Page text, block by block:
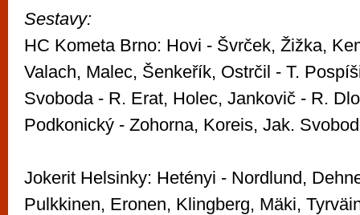
Sestavy:
HC Kometa Brno: Hovi - Švrček, Žižka,
Valach, Malec, Šenkeřík, Ostrčil - T.
Svoboda - R. Erat, Holec, Jankovič - R.
Podkonický - Zohorna, Koreis, Jak.
Jokerit Helsinky: Hetényi - Nordlund,
Pulkkinen, Eronen, Klingberg, Mäki,